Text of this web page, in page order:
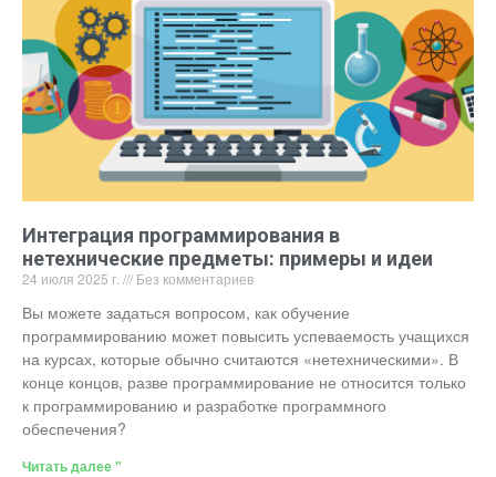
Интеграция программирования в
нетехнические предметы: примеры и идеи
24 июля 2025 г. Без комментариев
Вы можете задаться вопросом, как обучение
программированию может повысить успеваемость учащихся
на курсах, которые обычно считаются «нетехническими». В
конце концов, разве программирование не относится только
к программированию и разработке программного
обеспечения?
Читать далее "